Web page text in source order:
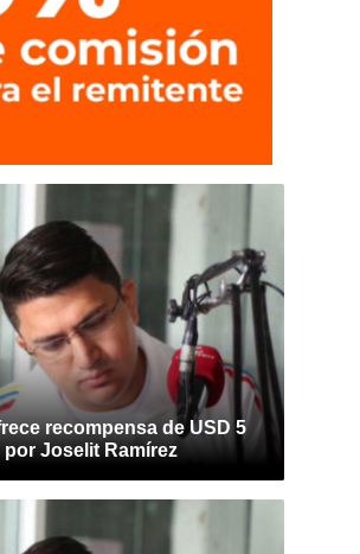
recompensa de USD 5
por Joselit Ramírez